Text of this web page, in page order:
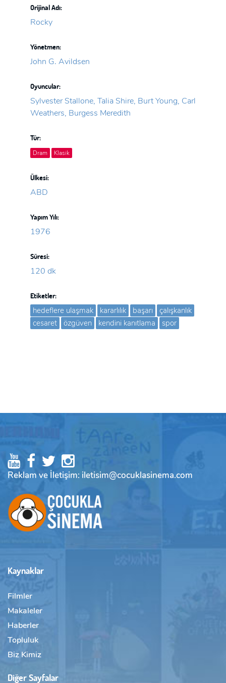
Orijinal Adı:
Rocky
Yönetmen:
John G. Avildsen
Oyuncular:
Sylvester Stallone, Talia Shire, Burt Young, Carl
Weathers, Burgess Meredith
Tür:
Dram Klasik
Ülkesi:
ABD
Yapım Yılı:
1976
Süresi:
120 dk
Etiketler:
hedeflere ulaşmak kararlılık başarı
çalışkanlık
cesaret
özgüven kendini kanıtlama spor
Reklam ve İletişim: iletisim@cocuklasinema.com
Kaynaklar
Filmler
Makaleler
Haberler
Topluluk
Biz Kimiz
Diğer Sayfalar